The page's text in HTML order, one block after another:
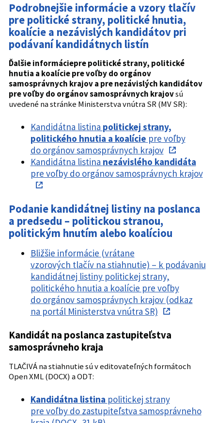
Podrobnejšie informácie a vzory tlačív
pre politické strany, politické hnutia,
koalície a nezávislých kandidátov pri
podávaní kandidátnych listín
Ďalšie informáciepre politické strany, politické
hnutia a koalície pre voľby do orgánov
samosprávnych krajov a pre nezávislých kandidátov
pre voľby do orgánov samosprávnych krajovsú
uvedené na stránke Ministerstva vnútra SR (MV SR):
Kandidátna listina politickej strany,
politického hnutia a koalície pre voľby
do orgánov samosprávnych krajov
Kandidátna listina nezávislého kandidáta
pre voľby do orgánov samosprávnych krajov
Podanie kandidátnej listiny na poslanca
a predsedu – politickou stranou,
politickým hnutím alebo koalíciou
Bližšie informácie (vrátane
vzorových tlačív na stiahnutie) – k podávaniu
kandidátnej listiny politickej strany,
politického hnutia a koalície pre voľby
do orgánov samosprávnych krajov (odkaz
na portál Ministerstva vnútra SR)
Kandidát na poslanca zastupiteľstva
samosprávneho kraja
TLAČIVÁ na stiahnutie sú v editovateľných formátoch
Open XML (DOCX) a ODT:
Kandidátna listina politickej strany
pre voľby do zastupiteľstva samosprávneho